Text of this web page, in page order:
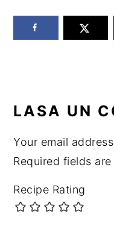
READER
LASA UN
Your email
Required fields are
Recipe Rating